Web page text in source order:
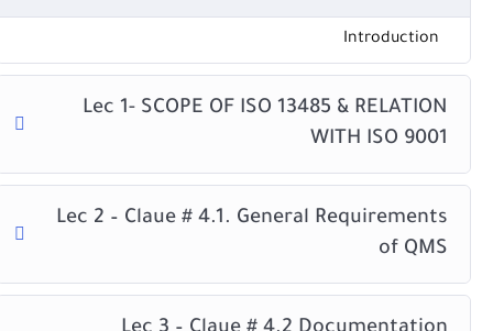
📖 محتوى البرنامج التدريبي
مقدمة عن ISO 13485:2016 وأهميته في قطاع الأجهزة الطبية
المتطلبات القابلة للتدقيق وكيفية تطبيقها في أنظمة
الجودة
المصطلحات والتعريفات الأساسية للمواصفة
نظام إدارة الجودة ومتطلبات التوثيق
إدارة الموارد والتصنيع والتحقق من جودة المنتج
Introduction
Lec 1- SCOPE OF ISO 13485 & RELATION
WITH ISO 9001
Lec 2 – Claue # 4.1. General Requirements
of QMS